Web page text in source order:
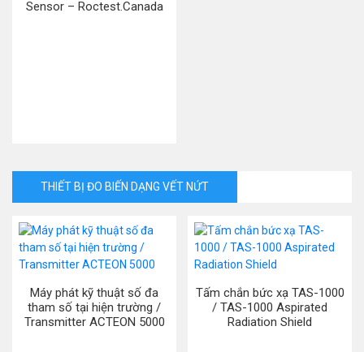
Sensor – Roctest.Canada
THIẾT BỊ ĐO BIẾN DẠNG VẾT NỨT
Máy phát kỹ thuật số đa
tham số tại hiện trường /
Transmitter ACTEON 5000
Tấm chắn bức xạ TAS-1000
/ TAS-1000 Aspirated
Radiation Shield